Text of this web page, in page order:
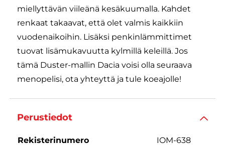
miellyttävän viileänä kesäkuumalla. Kahdet
renkaat takaavat, että olet valmis kaikkiin
vuodenaikoihin. Lisäksi penkinlämmittimet
tuovat lisämukavuutta kylmillä keleillä. Jos
tämä Duster-mallin Dacia voisi olla seuraava
menopelisi, ota yhteyttä ja tule koeajolle!
Perustiedot
Rekisterinumero
IOM-638